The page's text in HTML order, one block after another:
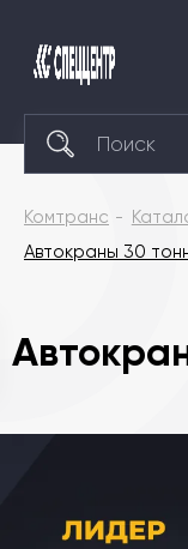
Комтранс
Автокраны 30